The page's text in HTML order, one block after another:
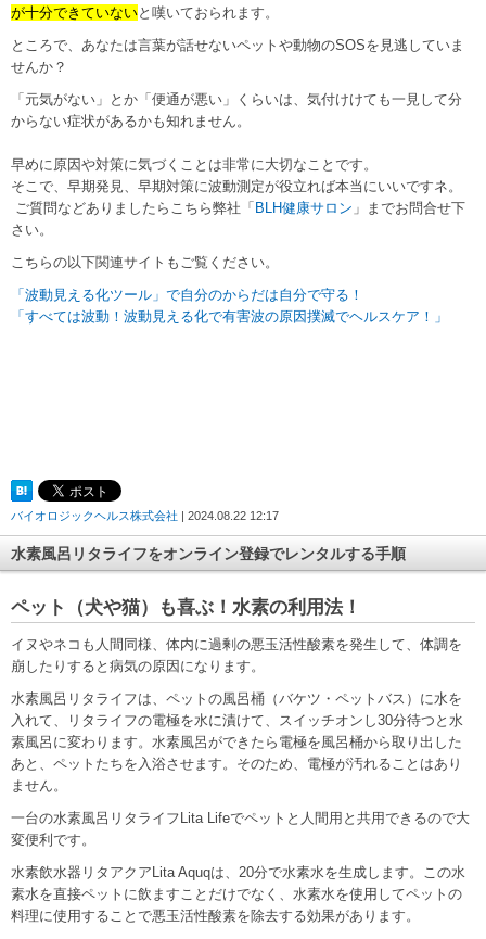
が十分できていないと嘆いておられます。
ところで、あなたは言葉が話せないペットや動物のSOSを見逃していま
せんか？
「元気がない」とか「便通が悪い」くらいは、気付けけても一見して分
からない症状があるかも知れません。
早めに原因や対策に気づくことは非常に大切なことです。
そこで、早期発見、早期対策に波動測定が役立れば本当にいいですネ。
ご質問などありましたらこちら弊社「 BLH健康サロン 」までお問合せ下
さい。
こちらの以下関連サイトもご覧ください。
「波動見える化ツール」で自分のからだは自分で守る！
「すべては波動！波動見える化で有害波の原因撲滅でヘルスケア！」
バイオロジックヘルス株式会社 | 2024.08.22 12:17
水素風呂リタライフをオンライン登録でレンタルする手順
ペット（犬や猫）も喜ぶ！水素の利用法！
イヌやネコも人間同様、体内に過剰の悪玉活性酸素を発生して、体調を
崩したりすると病気の原因になります。
水素風呂リタライフは、ペットの風呂桶（バケツ・ペットバス）に水を
入れて、リタライフの電極を水に漬けて、スイッチオンし30分待つと水
素風呂に変わります。水素風呂ができたら電極を風呂桶から取り出した
あと、ペットたちを入浴させます。そのため、電極が汚れることはあり
ません。
一台の水素風呂リタライフLita Lifeでペットと人間用と共用できるので大
変便利です。
水素飲水器リタアクアLita Aquqは、20分で水素水を生成します。この水
素水を直接ペットに飲ますことだけでなく、水素水を使用してペットの
料理に使用することで悪玉活性酸素を除去する効果があります。